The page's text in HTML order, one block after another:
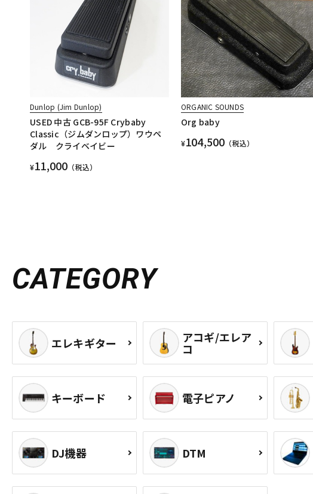
Dunlop (Jim Dunlop)
USED 中古 GCB-95F Crybaby
Classic（ジムダンロップ）ワウペ
ダル クライベイビー
¥11,000 （税込）
ORGANIC SOUNDS
Org baby
¥104,500 （税込）
CATEGORY
エレキギター アコギ/エレア
コ
キーボード 電子ピアノ
DJ機器 DTM